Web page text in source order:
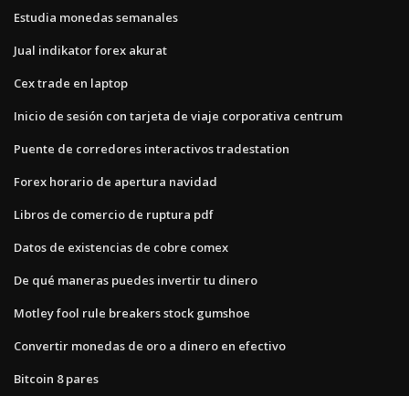
Estudia monedas semanales
Jual indikator forex akurat
Cex trade en laptop
Inicio de sesión con tarjeta de viaje corporativa centrum
Puente de corredores interactivos tradestation
Forex horario de apertura navidad
Libros de comercio de ruptura pdf
Datos de existencias de cobre comex
De qué maneras puedes invertir tu dinero
Motley fool rule breakers stock gumshoe
Convertir monedas de oro a dinero en efectivo
Bitcoin 8 pares